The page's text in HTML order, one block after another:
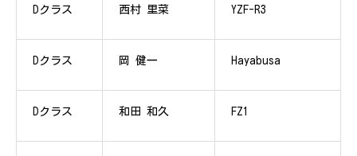
Dクラス 西村 里菜 YZF-R3
Dクラス 岡 健一 Hayabusa
Dクラス 和田 和久 FZ1